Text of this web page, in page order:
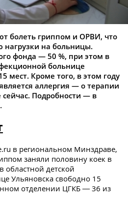
болеть гриппом и ОРВИ, что
нагрузки на больницы.
фонда — 50 %, при этом в
больнице
мест. Кроме того, в этом году
аллергия — о терапии
Подробности — в
в региональном Минздраве,
заняли половину коек в
областной детской
Ульяновска свободно 15
отделении ЦГКБ — 36 из